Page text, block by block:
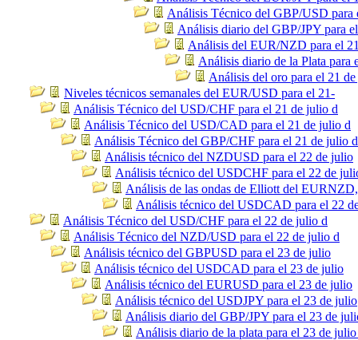
Análisis Técnico del GBP/USD para
Análisis diario del GBP/JPY para
Análisis del EUR/NZD para el
Análisis diario de la Plata para
Análisis del oro para el 21
Niveles técnicos semanales del EUR/USD para el 21-
Análisis Técnico del USD/CHF para el 21 de julio d
Análisis Técnico del USD/CAD para el 21 de julio d
Análisis Técnico del GBP/CHF para el 21 de julio d
Análisis técnico del NZDUSD para el 22 de julio
Análisis técnico del USDCHF para el 22 de
Análisis de las ondas de Elliott del
Análisis técnico del USDCAD para el 22
Análisis Técnico del USD/CHF para el 22 de julio d
Análisis Técnico del NZD/USD para el 22 de julio d
Análisis técnico del GBPUSD para el 23 de julio
Análisis técnico del USDCAD para el 23 de julio
Análisis técnico del EURUSD para el 23 de julio
Análisis técnico del USDJPY para el 23 de julio
Análisis diario del GBP/JPY para el 23 de
Análisis diario de la plata para el 23 de